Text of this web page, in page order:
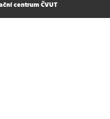
centrum ČVUT